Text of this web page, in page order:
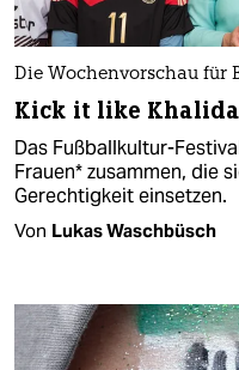
Die Wochenvorschau für
Kick it like
Das Fußballkultur-
Frauen* zusammen, die
Gerechtigkeit einsetzen.
Von Lukas Waschbüsch